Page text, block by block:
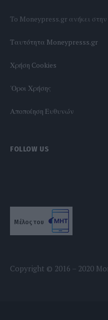
To Moneypress.gr ανήκει
Tαυτότητα Moneypresss.gr
Χρήση Cookies
'Οροι Χρήσης
Αποποίηση Ευθυνών
FOLLOW US
Μέλος του
Copyright © 2016 – 2020